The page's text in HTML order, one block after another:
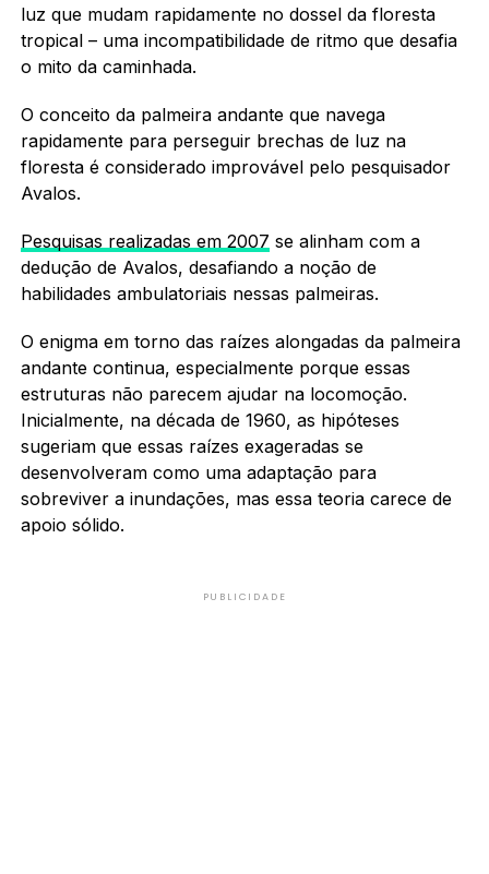
luz que mudam rapidamente no dossel da floresta
tropical – uma incompatibilidade de ritmo que desafia
o mito da caminhada.
O conceito da palmeira andante que navega
rapidamente para perseguir brechas de luz na
floresta é considerado improvável pelo pesquisador
Avalos.
Pesquisas realizadas em 2007 se alinham com a
dedução de Avalos, desafiando a noção de
habilidades ambulatoriais nessas palmeiras.
O enigma em torno das raízes alongadas da palmeira
andante continua, especialmente porque essas
estruturas não parecem ajudar na locomoção.
Inicialmente, na década de 1960, as hipóteses
sugeriam que essas raízes exageradas se
desenvolveram como uma adaptação para
sobreviver a inundações, mas essa teoria carece de
apoio sólido.
PUBLICIDADE